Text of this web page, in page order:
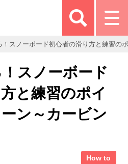
！スノーボード初心者の滑り方と練習の
スノーボード
と練習のポイ
ン～カービン
How to